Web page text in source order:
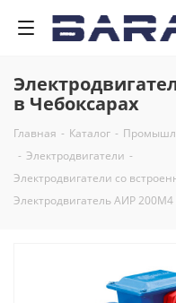
в Чебоксарах
Главная - Каталог -
- Электродвигатели -
Электродвигатели со
Электродвигатель АИР 200М4